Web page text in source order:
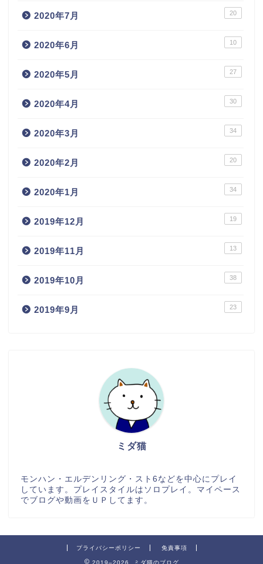
2020年7月 20
2020年6月 10
2020年5月 27
2020年4月 30
2020年3月 34
2020年2月 20
2020年1月 34
2019年12月 19
2019年11月 13
2019年10月 38
2019年9月 23
ミダ猫
モンハン・エルデンリング・スト6などを中心にプレイ
しています。プレイスタイルはソロプレイ。マイペース
でブログや動画をＵＰしてます。
プライバシーポリシー 免責事項
2019–2026 ミダ猫のブログ